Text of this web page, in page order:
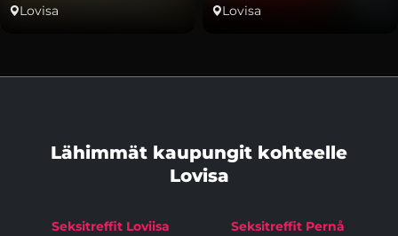
Lovisa Lovisa
Lähimmät kaupungit kohteelle
Lovisa
Seksitreffit Loviisa Seksitreffit Pernå